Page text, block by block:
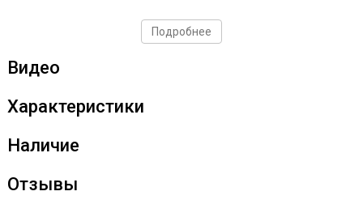
Подробнее
Видео
Характеристики
Наличие
Отзывы